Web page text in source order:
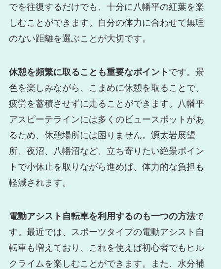
でを往復するだけでも、十分に八幡平の紅葉を楽
しむことができます。自分の体力に合わせて無理
のない距離を選ぶことが大切です。
休憩を頻繁に取ることも重要なポイント です。景
色を楽しみながら、こまめに休憩を取ることで、
疲労を蓄積させずに走ることができます。八幡平
アスピーテラインには多くのビュースポットがあ
るため、休憩場所には困りません。源太岩展望
所、夜沼、八幡沼など、立ち寄りたい絶景ポイン
トで小休止を取りながら進めば、体力的な負担も
軽減されます。
電動アシスト自転車を利用するのも一つの方法で
す。最近では、スポーツタイプの電動アシスト自
転車も増えており、これを使えば初心者でもヒル
クライムを楽しむことができます。また、水分補